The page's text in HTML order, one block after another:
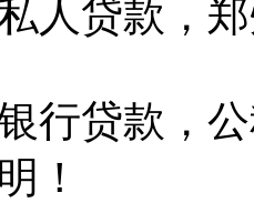
人贷款，
行贷款，
！